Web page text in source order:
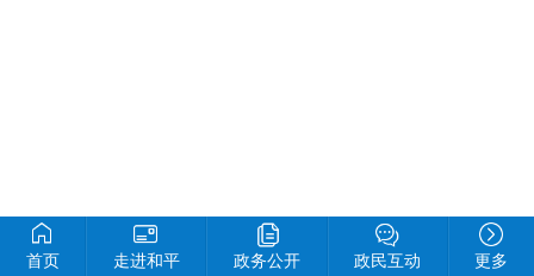
首页 走进和平 政务公开 政民互动 更多